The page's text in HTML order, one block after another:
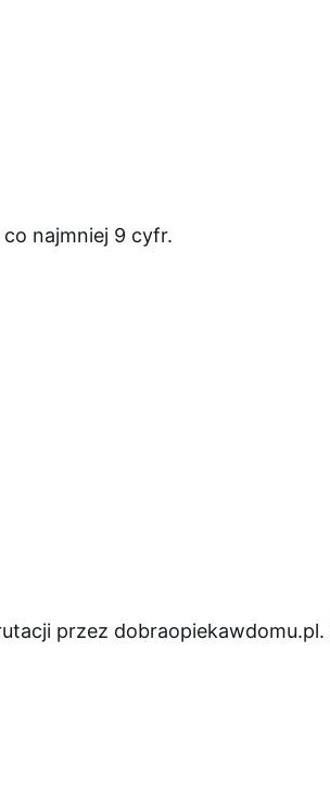
najmniej 9 cyfr.
przez dobraopiekawdomu.pl.